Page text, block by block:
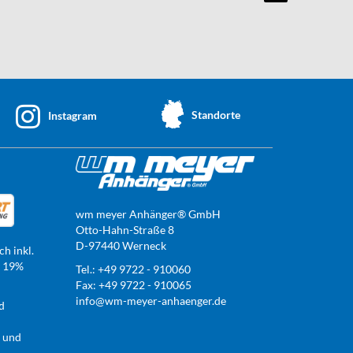
Instagram Standorte
inkl.
wm meyer Anhänger® GmbH
Otto-Hahn-Straße 8
D-97440 Werneck
Tel.: +49 9722 - 910060
Fax: +49 9722 - 910065
info@wm-meyer-anhaenger.de